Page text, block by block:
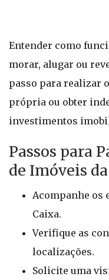
Entender como
morar, alugar ou
passo para realizar
própria ou obter
investimentos
Passos para
de Imóveis
Acompanhe os
Caixa.
Verifique as
localizações.
Solicite uma